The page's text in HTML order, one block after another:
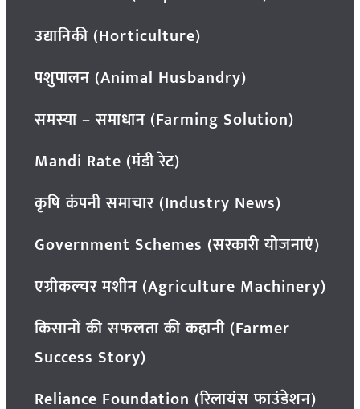
उद्यानिकी (Horticulture)
पशुपालन (Animal Husbandry)
समस्या – समाधान (Farming Solution)
Mandi Rate (मंडी रेट)
कृषि कंपनी समाचार (Industry News)
Government Schemes (सरकारी योजनाएं)
एग्रीकल्चर मशीन (Agriculture Machinery)
किसानों की सफलता की कहानी (Farmer
Success Story)
Reliance Foundation (रिलायंस फाउंडेशन)